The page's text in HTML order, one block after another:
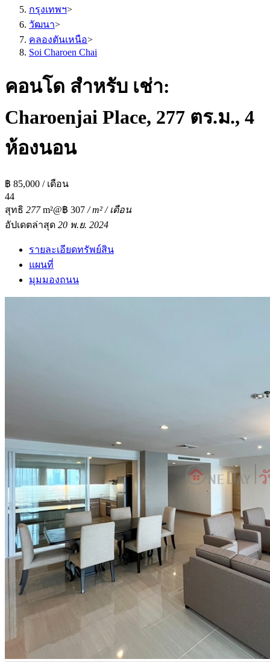
กรุงเทพฯ>
วัฒนา>
คลองตันเหนือ>
Soi Charoen Chai
คอนโด สำหรับ เช่า:
Charoenjai Place, 277 ตร.ม., 4
ห้องนอน
฿ 85,000 / เดือน
44
สุทธิ 277m²@฿ 307 / m² / เดือน
อัปเดตล่าสุด 20 พ.ย. 2024
รายละเอียดทรัพย์สิน
แผนที่
มุมมองถนน